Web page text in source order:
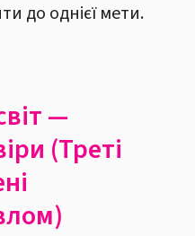
до однієї мети.
—
(Треті